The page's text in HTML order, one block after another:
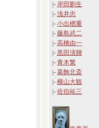
|- 岸田劉生
|- 浅井忠
|- 小出楢重
|- 藤島武二
|- 高橋由一
|- 黒田清輝
|- 青木繁
|- 葛飾北斎
|- 横山大観
|- 佐伯祐三